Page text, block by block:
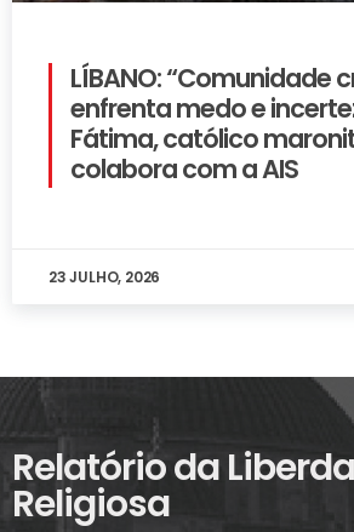
LÍBANO: “Comunidade
enfrenta medo e
Fátima, católico
colabora com a AIS
23 JULHO, 2026
Relatório da
Religiosa